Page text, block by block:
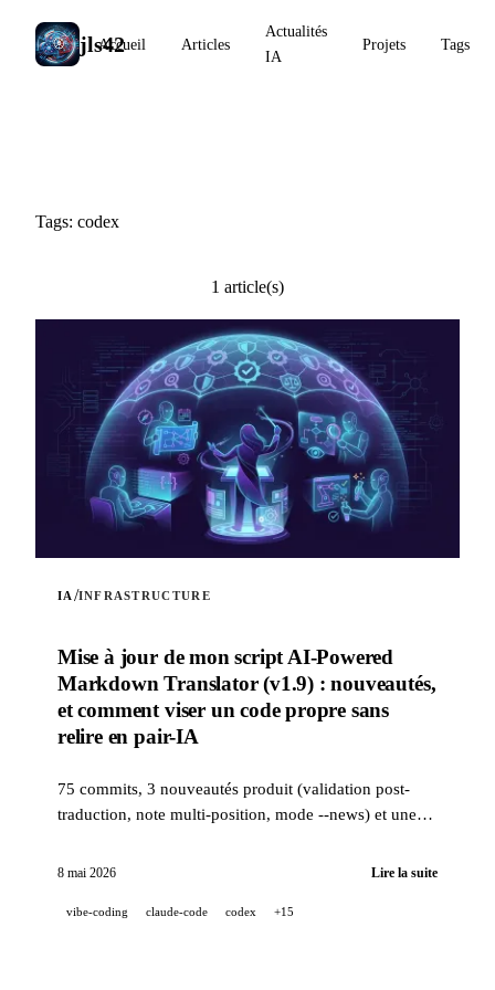
jls42
Accueil Articles
Actualités
IA
Projets Tags
Tags: codex
1 article(s)
IA /INFRASTRUCTURE
Mise à jour de mon script AI-Powered
Markdown Translator (v1.9) : nouveautés,
et comment viser un code propre sans
relire en pair-IA
75 commits, 3 nouveautés produit (validation post-
traduction, note multi-position, mode --news) et une
PR assistée IA) pour viser un code propre quand un
8 mai 2026 Lire la suite
vibe-coding claude-code codex +15